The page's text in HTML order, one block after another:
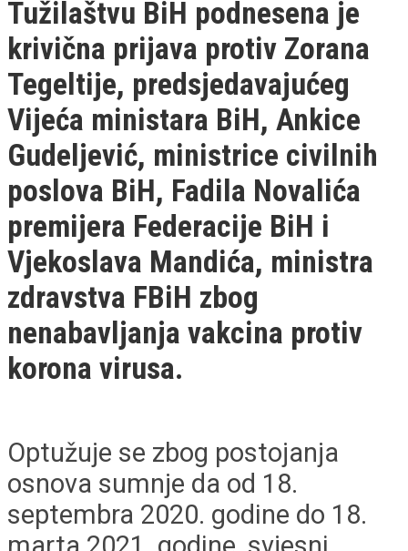
Tužilaštvu BiH podnesena je
krivična prijava protiv Zorana
Tegeltije, predsjedavajućeg
Vijeća ministara BiH, Ankice
Gudeljević, ministrice civilnih
poslova BiH, Fadila Novalića
premijera Federacije BiH i
Vjekoslava Mandića, ministra
zdravstva FBiH zbog
nenabavljanja vakcina protiv
korona virusa.
Optužuje se zbog postojanja
osnova sumnje da od 18.
septembra 2020. godine do 18.